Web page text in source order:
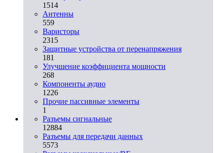
1514
Антенны
559
Варисторы
2315
Защитные устройства от перенапряжения
181
Улучшение коэффициента мощности
268
Компоненты аудио
1226
Прочие пассивные элементы
1
Разъeмы сигнальные
12884
Разъeмы для передачи данных
5573